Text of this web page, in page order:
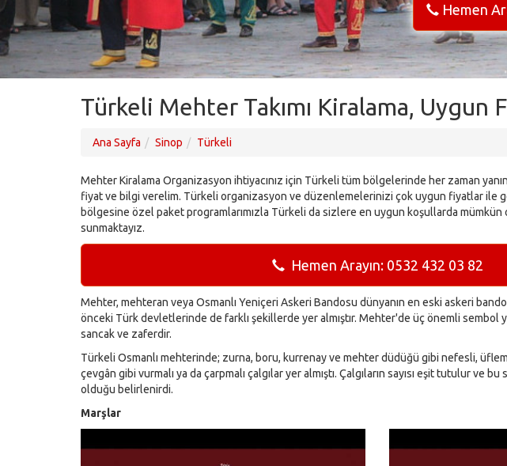
Hemen
Türkeli Mehter Takımı Kiralama, Uygun
Ana Sayfa Sinop Türkeli
Mehter Kiralama Organizasyon ihtiyacınız için Türkeli tüm bölgelerinde her zaman
fiyat ve bilgi verelim. Türkeli organizasyon ve düzenlemelerinizi çok uygun fiyatlar ile
bölgesine özel paket programlarımızla Türkeli da sizlere en uygun koşullarda
sunmaktayız.
Hemen Arayın: 0532 432 03 82
Mehter, mehteran veya Osmanlı Yeniçeri Askeri Bandosu dünyanın en eski askeri
önceki Türk devletlerinde de farklı şekillerde yer almıştır. Mehter'de üç önemli sembol
sancak ve zaferdir.
Türkeli Osmanlı mehterinde; zurna, boru, kurrenay ve mehter düdüğü gibi nefesli,
çevgân gibi vurmalı ya da çarpmalı çalgılar yer almıştı. Çalgıların sayısı eşit tutulur ve
olduğu belirlenirdi.
Marşlar